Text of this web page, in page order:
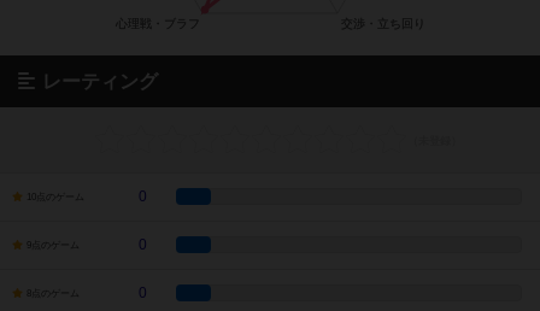
レーティング
10点のゲーム 0
9点のゲーム 0
8点のゲーム 0